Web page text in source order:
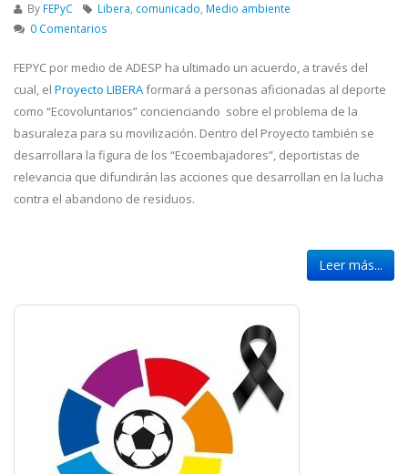
By FEPyC Libera, comunicado, Medio ambiente
0 Comentarios
FEPYC por medio de ADESP ha ultimado un acuerdo, a través del
cual, el Proyecto LIBERAformará a personas aficionadas al deporte
como “Ecovoluntarios” concienciando sobre el problema de la
basuraleza para su movilización. Dentro del Proyecto también se
desarrollara la figura de los “Ecoembajadores”, deportistas de
relevancia que difundirán las acciones que desarrollan en la lucha
contra el abandono de residuos.
Leer más...